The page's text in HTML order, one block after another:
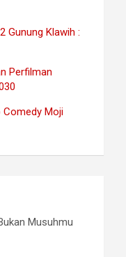
Gunung Klawih :
Perfilman
Comedy Moji
Musuhmu